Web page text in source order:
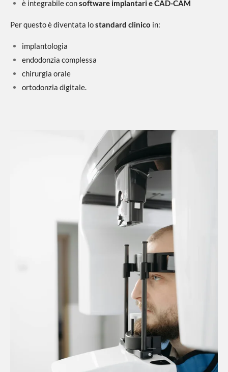
è integrabile consoftware implantari e CAD-CAM
Per questo è diventata lostandard clinico in:
implantologia
endodonzia complessa
chirurgia orale
ortodonzia digitale.